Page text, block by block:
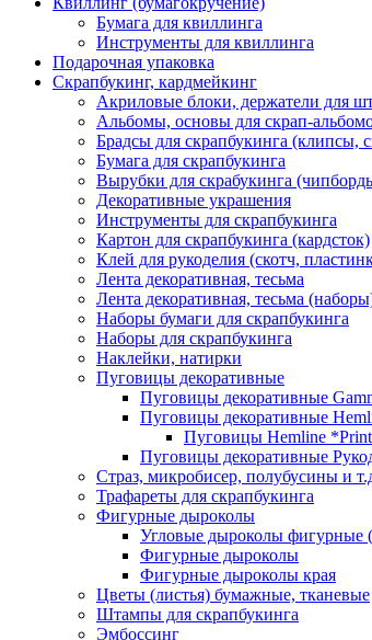
Бумага для квиллинга
Инструменты для квиллинга
Подарочная упаковка
Скрапбукинг, кардмейкинг
Акриловые блоки, держатели для
Альбомы, основы для скрап-
Брадсы для скрапбукинга (клипсы,
Бумага для скрапбукинга
Вырубки для скрабукинга
Декоративные украшения
Инструменты для скрапбукинга
Картон для скрапбукинга (кардсток)
Клей для рукоделия (скотч,
Лента декоративная, тесьма
Лента декоративная, тесьма
Наборы бумаги для скрапбукинга
Наборы для скрапбукинга
Наклейки, натирки
Пуговицы декоративные
Пуговицы декоративные
Пуговицы декоративные
Пуговицы Hemline
Пуговицы декоративные
Страз, микробисер, полубусины и
Трафареты для скрапбукинга
Фигурные дыроколы
Угловые дыроколы фигурные
Фигурные дыроколы
Фигурные дыроколы края
Цветы (листья) бумажные, тканевые
Штампы для скрапбукинга
Эмбоссинг